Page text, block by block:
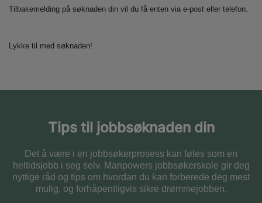
Tilbakemelding på søknaden din vil du få enten via e-post eller telefon.
Lykke til med søknaden!
Tips til jobbsøknaden din
Det å være i en jobbsøkerprosess kan føles som en
heltidsjobb i seg selv. Manpowers jobbsøkerskole gir deg
nyttige råd og tips om hvordan du kan forberede deg mest
mulig, og forhåpentligvis sikre drømmejobben.